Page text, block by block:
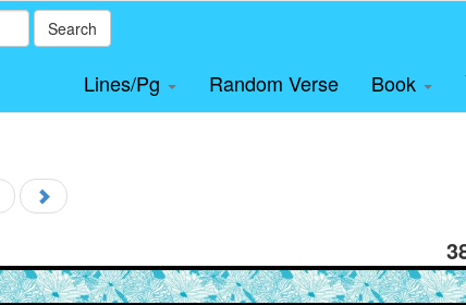
Search
Lines/Pg Random Verse Book